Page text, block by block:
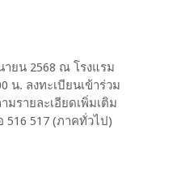
ยน 2568 ณ โรงแรม
น. ลงทะเบียนเข้าร่วม
รายละเอียดเพิ่มเติม
516 517 (ภาคทั่วไป)